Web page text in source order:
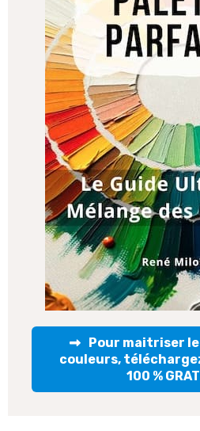
Pour maitriser
couleurs,
100 %